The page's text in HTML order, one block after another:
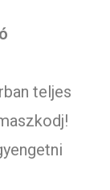
teljes